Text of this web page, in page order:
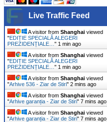
Live Traffic Feed
A visitor from Shanghai viewed
"EDIȚIE SPECIALĂ ALEGERI
PREZIDENȚIALE… " 1 min ago
A visitor from Shanghai viewed
"EDIȚIE SPECIALĂ ALEGERI
PREZIDENȚIALE… " 1 min ago
A visitor from Shanghai viewed
"Arhive 536 - Ziar de Stiri" 2 mins ago
A visitor from Shanghai viewed
"Arhive garanția - Ziar de Stiri" 7 mins ago
A visitor from Shanghai viewed
"Arhive garanția - Ziar de Stiri" 7 mins ago